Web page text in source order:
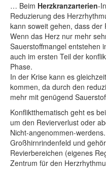
… Beim Herzkranzarterien-
Reduzierung des
kann soweit gehen, dass der
Wenn das Herz nur mehr
Sauerstoffmangel entstehen
auch im ersten Teil der
Phase.
In der Krise kann es
kommen, da durch den
mehr mit genügend
Konfliktthematisch geht es
um den Revierverlust oder
Nicht-angenommen-
Großhirnrindenfeld und
Revierbereichen (eigenes
Zentrum für den